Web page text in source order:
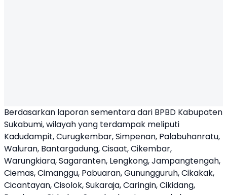
Berdasarkan laporan sementara dari BPBD Kabupaten
Sukabumi, wilayah yang terdampak meliputi
Kadudampit, Curugkembar, Simpenan, Palabuhanratu,
Waluran, Bantargadung, Cisaat, Cikembar,
Warungkiara, Sagaranten, Lengkong, Jampangtengah,
Ciemas, Cimanggu, Pabuaran, Gunungguruh, Cikakak,
Cicantayan, Cisolok, Sukaraja, Caringin, Cikidang,